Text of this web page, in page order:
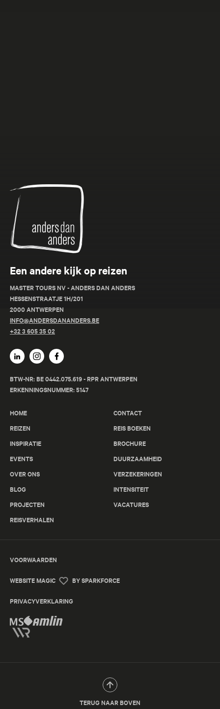
Anders
dan
Anders
Een andere kijk op reizen
MASTER TOURS NV - ANDERS DAN ANDERS
HESSENSTRAATJE 1H/201
2000 ANTWERPEN
INFO@ANDERSDANANDERS.BE
+32 3 605 35 02
BTW-NR: BE 0442.075.619 - RPR ANTWERPEN
ERKENNINGSNUMMER: 5147
HOME
REIZEN
INSPIRATIE
EVENTS
OVER ONS
BLOG
PROJECTEN
REISVERHALEN
CONTACT
REIS BOEKEN
BROCHURE
DUURZAAMHEID
VERZEKERINGEN
INTENSITEIT
VACATURES
VOORWAARDEN
WEBSITE MAGIC BY SPARKFORCE
PRIVACYVERKLARING
TERUG NAAR BOVEN